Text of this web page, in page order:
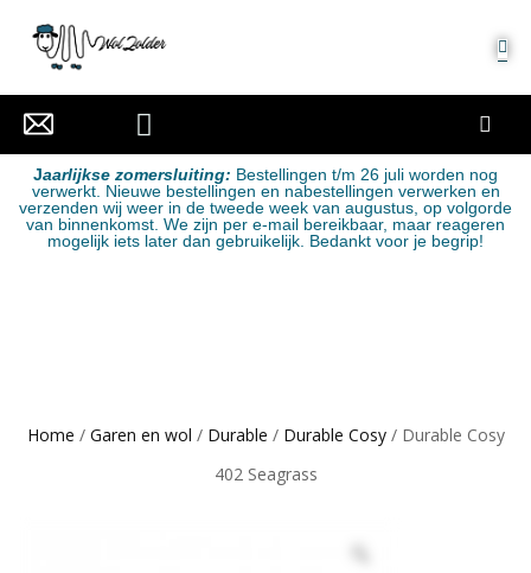
Jaarlijkse zomersluiting: Bestellingen t/m 26 juli worden nog
verwerkt. Nieuwe bestellingen en nabestellingen verwerken en
verzenden wij weer in de tweede week van augustus, op volgorde
van binnenkomst. We zijn per e-mail bereikbaar, maar reageren
mogelijk iets later dan gebruikelijk. Bedankt voor je begrip!
Home / Garen en wol / Durable / Durable Cosy/ Durable Cosy
402 Seagrass